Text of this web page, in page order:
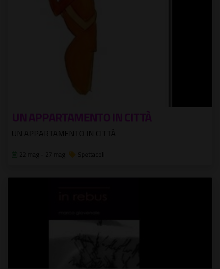
UN APPARTAMENTO IN CITTÀ
UN APPARTAMENTO IN CITTÀ
22 mag - 27 mag Spettacoli